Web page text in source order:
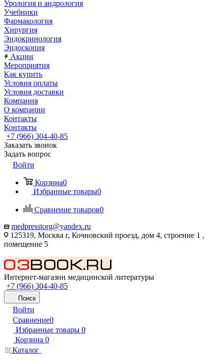
Урология и андрология
Учебники
Фармакология
Хирургия
Эндокринология
Эндоскопия
Акции
Мероприятия
Как купить
Условия оплаты
Условия доставки
Компания
О компании
Контакты
Контакты
+7 (966) 304-40-85
Заказать звонок
Задать вопрос
Войти
Корзина0
Избранные товары0
Сравнение товаров0
medpresstorg@yandex.ru
125319, Москва г, Кочновский проезд, дом 4, строение 1 ,
помещение 5
Интернет-магазин медицинской литературы
+7 (966) 304-40-85
Поиск
Войти
Сравнение0
Избранные товары 0
Корзина 0
Каталог